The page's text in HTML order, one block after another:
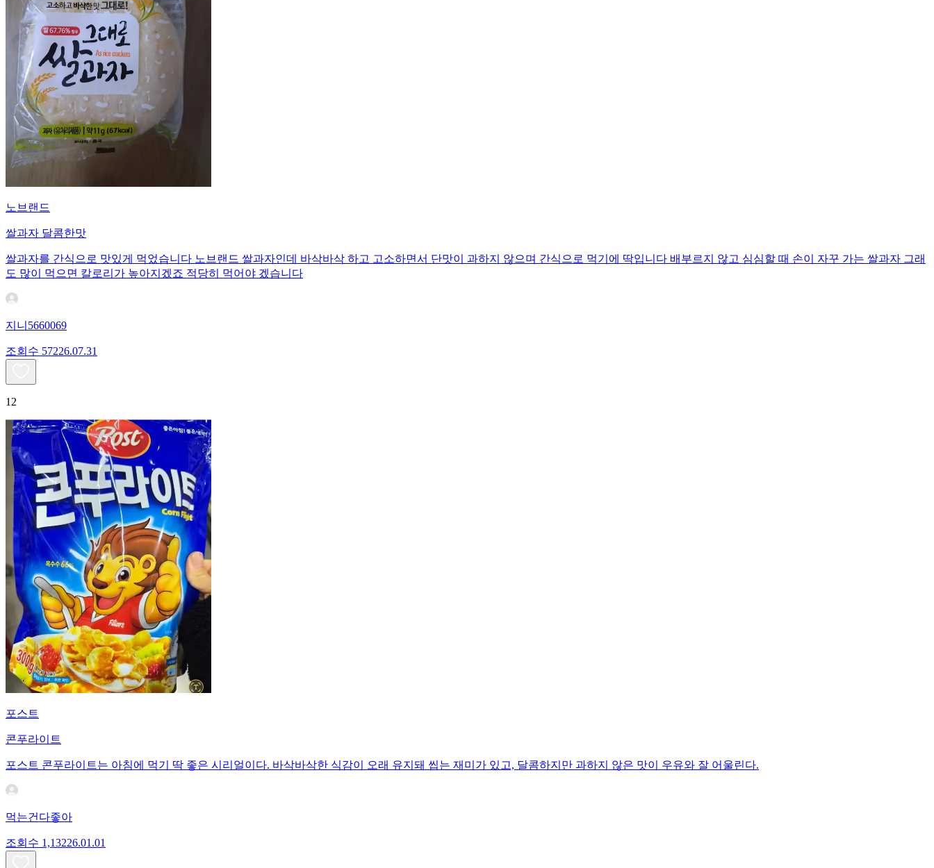
노브랜드
쌀과자 달콤한맛
쌀과자를 간식으로 맛있게 먹었습니다 노브랜드 쌀과자인데 바삭바삭 하고 고소하면서 단맛이 과하지 않으며 간식으로 먹기에 딱입니다 배부르지 않고 심심할 때 손이 자꾸 가는 쌀과자 그래
도 많이 먹으면 칼로리가 높아지겠죠 적당히 먹어야 겠습니다
지니5660069
조회수 57226.07.31
12
포스트
콘푸라이트
포스트 콘푸라이트는 아침에 먹기 딱 좋은 시리얼이다. 바삭바삭한 식감이 오래 유지돼 씹는 재미가 있고, 달콤하지만 과하지 않은 맛이 우유와 잘 어울린다.
먹는건다좋아
조회수 1,13226.01.01